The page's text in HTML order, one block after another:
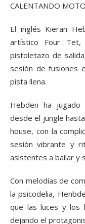
CALENTANDO
El inglés Kieran
artístico Four
pistoletazo de
sesión de fusiones
pista llena.
Hebden ha
desde el jungle
house, con la
sesión vibrante y
asistentes a bailar y
Con melodías de
la psicodelia,
que las luces y los
dejando el